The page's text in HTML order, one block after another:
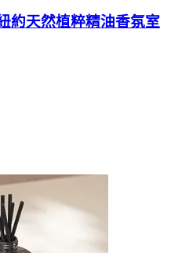
約天然植粹精油香氛室